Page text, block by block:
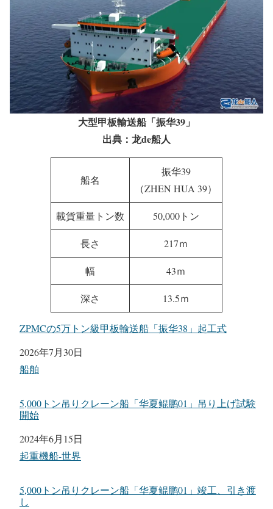
大型甲板輸送船「振华39」
出典：龙de船人
船名
振华39
（ZHEN HUA 39）
載貨重量トン数 50,000トン
長さ 217ｍ
幅 43ｍ
深さ 13.5ｍ
ZPMCの5万トン級甲板輸送船「振华38」起工式
日付
2026年7月30日
関連理由
船舶
5,000トン吊りクレーン船「华夏鲲鹏01」吊り上げ試験
開始
日付
2024年6月15日
関連理由
起重機船-世界
5,000トン吊りクレーン船「华夏鲲鹏01」竣工、引き渡
し